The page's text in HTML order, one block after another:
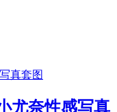
尤奈性感写真